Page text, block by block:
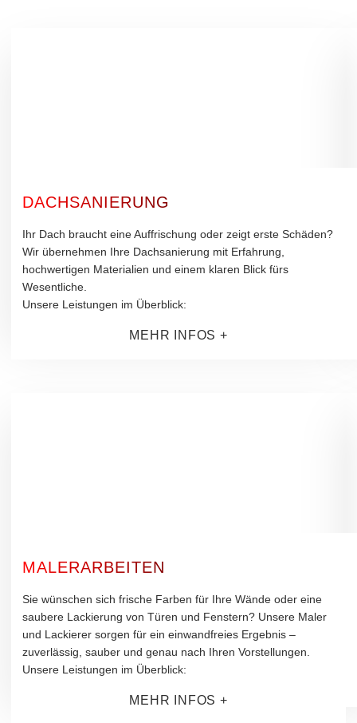
DACHSANIERUNG
Ihr Dach braucht eine Auffrischung oder zeigt erste Schäden?
Wir übernehmen Ihre Dachsanierung mit Erfahrung,
hochwertigen Materialien und einem klaren Blick fürs
Wesentliche.
Unsere Leistungen im Überblick:
MEHR INFOS +
MALERARBEITEN
Sie wünschen sich frische Farben für Ihre Wände oder eine
saubere Lackierung von Türen und Fenstern? Unsere Maler
und Lackierer sorgen für ein einwandfreies Ergebnis –
zuverlässig, sauber und genau nach Ihren Vorstellungen.
Unsere Leistungen im Überblick:
MEHR INFOS +